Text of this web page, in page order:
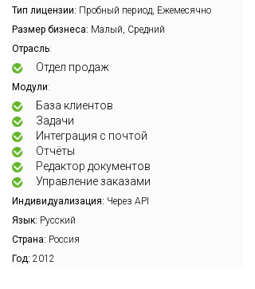
Тип лицензии: Пробный период, Ежемесячно
Размер бизнеса: Малый, Средний
Отрасль:
Отдел продаж
Модули:
База клиентов
Задачи
Интеграция с почтой
Отчёты
Редактор документов
Управление заказами
Индивидуализация: Через API
Язык: Русский
Страна: Россия
Год: 2012